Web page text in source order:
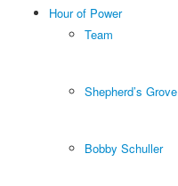
Hour of Power
Team
Shepherd’s Grove
Bobby Schuller